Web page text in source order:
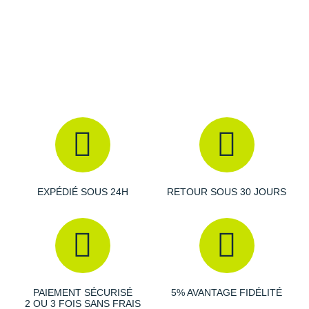
protectionsur les orteils augmente la durabilité.
Semelle extérieure
crampons
robuste, elle promet une adhérence infaillible sur les sols
Semelle intérieure amovible Ortholite
Poids constaté chez i-Run : 282 g en taille 40
EXPÉDIÉ SOUS 24H RETOUR SOUS 30 JOURS
PAIEMENT SÉCURISÉ
2 OU 3 FOIS SANS FRAIS
5% AVANTAGE FIDÉLITÉ